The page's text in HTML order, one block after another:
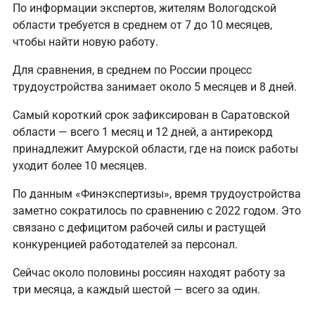
По информации экспертов, жителям Вологодской
области требуется в среднем от 7 до 10 месяцев,
чтобы найти новую работу.
Для сравнения, в среднем по России процесс
трудоустройства занимает около 5 месяцев и 8 дней.
Самый короткий срок зафиксирован в Саратовской
области — всего 1 месяц и 12 дней, а антирекорд
принадлежит Амурской области, где на поиск работы
уходит более 10 месяцев.
По данным «Финэкспертизы», время трудоустройства
заметно сократилось по сравнению с 2022 годом. Это
связано с дефицитом рабочей силы и растущей
конкуренцией работодателей за персонал.
Сейчас около половины россиян находят работу за
три месяца, а каждый шестой — всего за один.